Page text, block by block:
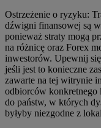
Ostrzeżenie o ryzyku:
dźwigni finansowej są
ponieważ straty mogą
na różnicę oraz Forex
inwestorów. Upewnij
jeśli jest to konieczne
zawarte na tej witrynie
odbiorców konkretnego
do państw, w których
byłyby niezgodne z